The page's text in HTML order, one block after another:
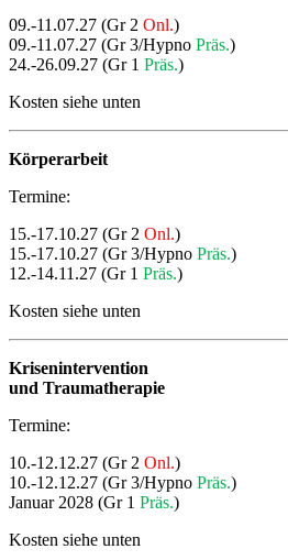
09.-11.07.27 (Gr 2 Onl.)
09.-11.07.27 (Gr 3/Hypno Präs.)
24.-26.09.27 (Gr 1 Präs.)
Kosten siehe unten
Körperarbeit
Termine:
15.-17.10.27 (Gr 2 Onl.)
15.-17.10.27 (Gr 3/Hypno Präs.)
12.-14.11.27 (Gr 1 Präs.)
Kosten siehe unten
Krisenintervention
und Traumatherapie
Termine:
10.-12.12.27 (Gr 2 Onl.)
10.-12.12.27 (Gr 3/Hypno Präs.)
Januar 2028 (Gr 1 Präs.)
Kosten siehe unten